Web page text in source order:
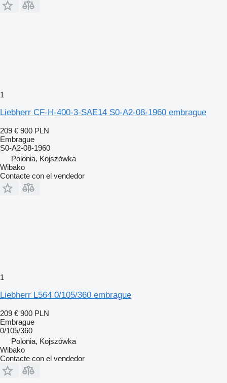
1
Liebherr CF-H-400-3-SAE14 S0-A2-08-1960 embrague
209 € 900 PLN
Embrague
S0-A2-08-1960
Polonia, Kojszówka
Wibako
Contacte con el vendedor
1
Liebherr L564 0/105/360 embrague
209 € 900 PLN
Embrague
0/105/360
Polonia, Kojszówka
Wibako
Contacte con el vendedor